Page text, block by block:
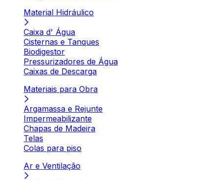
Material Hidráulico
Caixa d' Água
Cisternas e Tanques
Biodigestor
Pressurizadores de Água
Caixas de Descarga
Materiais para Obra
Argamassa e Rejunte
Impermeabilizante
Chapas de Madeira
Telas
Colas para piso
Ar e Ventilação